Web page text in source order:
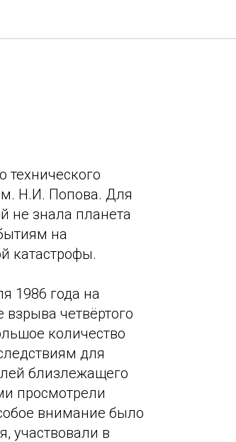
технического
Н.И. Попова. Для
не знала планета
на
катастрофы.
1986 года на
четвёртого
количество
для
близлежащего
просмотрели
внимание было
участвовали в